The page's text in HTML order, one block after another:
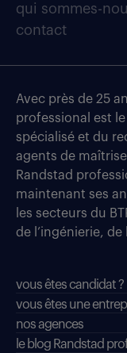
qui sommes-
contact
Avec près de 25
professional est
spécialisé et du
agents de
Randstad
maintenant ses
les secteurs du
de l’ingénierie,
vous êtes candidat ?
vous êtes une
nos agences
le blog Randstad